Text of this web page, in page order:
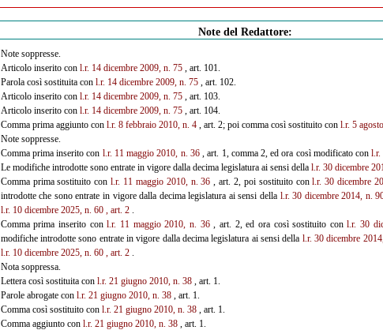
Note del Redattore:
Note soppresse.
Articolo inserito con l.r. 14 dicembre 2009, n. 75, art. 101.
Parola così sostituita con l.r. 14 dicembre 2009, n. 75, art. 102.
Articolo inserito con l.r. 14 dicembre 2009, n. 75, art. 103.
Articolo inserito con l.r. 14 dicembre 2009, n. 75, art. 104.
Comma prima aggiunto con l.r. 8 febbraio 2010, n. 4, art. 2; poi comma così sostituito con l.r. 5
Note soppresse.
Comma prima inserito con l.r. 11 maggio 2010, n. 36, art. 1, comma 2, ed ora così modificato conl.r.
Le modifiche introdotte sono entrate in vigore dalla decima legislatura ai sensi della l.r. 30 dicembre
Comma prima sostituito conl.r. 11 maggio 2010, n. 36 , art. 2, poi sostituito conl.r. 30 dicembre
introdotte che sono entrate in vigore dalla decima legislatura ai sensi della l.r. 30 dicembre 2014, n.
l.r. 10 dicembre 2025, n. 60 , art. 2.
Comma prima inserito conl.r. 11 maggio 2010, n. 36, art. 2, ed ora così sostituito conl.r. 30
modifiche introdotte sono entrate in vigore dalla decima legislatura ai sensi della l.r. 30 dicembre
l.r. 10 dicembre 2025, n. 60 , art. 2.
Nota soppressa.
Lettera così sostituita con l.r. 21 giugno 2010, n. 38, art. 1.
Parole abrogate con l.r. 21 giugno 2010, n. 38, art. 1.
Comma così sostituito con l.r. 21 giugno 2010, n. 38, art. 1.
Comma aggiunto con l.r. 21 giugno 2010, n. 38, art. 1.